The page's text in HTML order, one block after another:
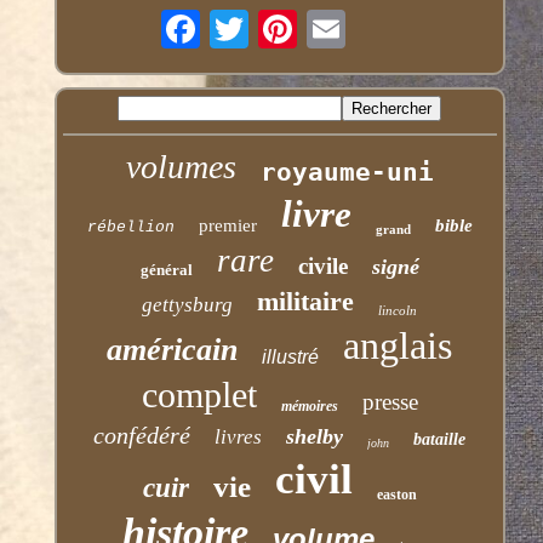
volumes royaume-uni
rébellion premier livre grand bible
général rare civile signé
gettysburg militaire lincoln
américain illustré anglais
complet mémoires presse
confédéré livres shelby john bataille
cuir vie civil easton
histoire